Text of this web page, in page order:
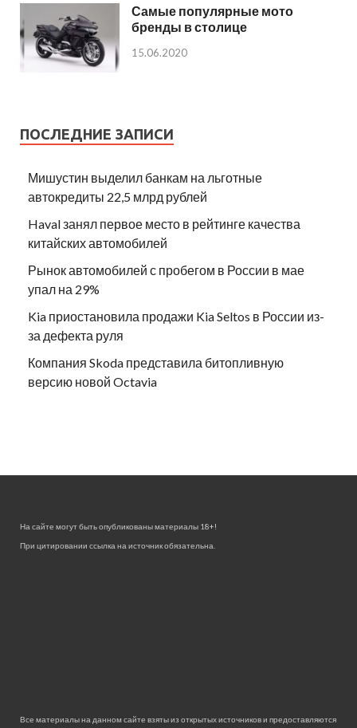
Самые популярные мото
бренды в столице
15.06.2020
ПОСЛЕДНИЕ ЗАПИСИ
Мишустин выделил банкам на льготные
автокредиты 22,5 млрд рублей
Haval занял первое место в рейтинге качества
китайских автомобилей
Рынок автомобилей с пробегом в России в мае
упал на 29%
Kia приостановила продажи Kia Seltos в России из-
за дефекта руля
Компания Skoda представила битопливную
версию новой Octavia
На сайте могут быть опубликованы материалы 18+!
При цитировании ссылка на источник обязательна.
Все материалы на данном сайте взяты из открытых источников и предоставляются